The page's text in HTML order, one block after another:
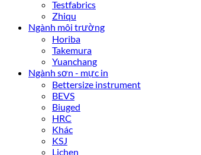
Testfabrics
Zhiqu
Ngành môi trường
Horiba
Takemura
Yuanchang
Ngành sơn - mực in
Bettersize instrument
BEVS
Biuged
HRC
Khác
KSJ
Lichen